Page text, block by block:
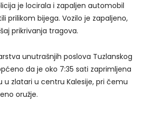
je locirala i zapaljen automobil
prilikom bijega. Vozilo je zapaljeno,
prikrivanja tragova.
unutrašnjih poslova Tuzlanskog
da je oko 7:35 sati zaprimljena
u zlatari u centru Kalesije, pri čemu
oružje.